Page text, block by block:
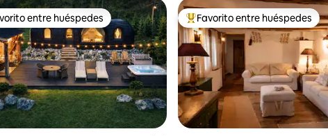
entre huéspedes preferido
entre huéspedes Favorito entre huéspedes
Favorito entre huéspedes